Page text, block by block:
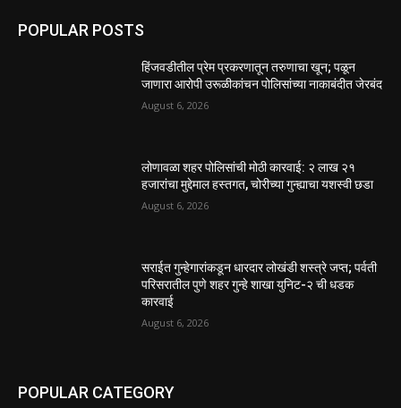
POPULAR POSTS
हिंजवडीतील प्रेम प्रकरणातून तरुणाचा खून; पळून
जाणारा आरोपी उरूळीकांचन पोलिसांच्या नाकाबंदीत जेरबंद
August 6, 2026
लोणावळा शहर पोलिसांची मोठी कारवाई: २ लाख २१
हजारांचा मुद्देमाल हस्तगत, चोरीच्या गुन्ह्याचा यशस्वी छडा
August 6, 2026
सराईत गुन्हेगारांकडून धारदार लोखंडी शस्त्रे जप्त; पर्वती
परिसरातील पुणे शहर गुन्हे शाखा युनिट-२ ची धडक
कारवाई
August 6, 2026
POPULAR CATEGORY